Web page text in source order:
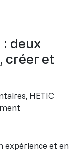
: deux
créer et
HETIC
expérience et en